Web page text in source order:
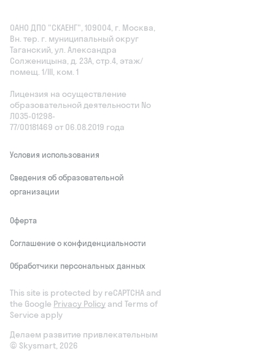
ОАНО ДПО "СКАЕНГ", 109004, г. Москва,
Вн. тер. г. муниципальный округ
Таганский, ул. Александра
Солженицына, д. 23А, стр.4, этаж/
помещ. 1/III, ком. 1
Лицензия на осуществление
образовательной деятельности No
Л035‑01298-
77/00181469 от 06.08.2019 года
Условия использования
Сведения об образовательной
организации
Оферта
Соглашение о конфиденциальности
Обработчики персональных данных
This site is protected by reCAPTCHA and
the Google Privacy Policy and Terms of
Service apply
Делаем развитие привлекательным
© Skysmart, 2026